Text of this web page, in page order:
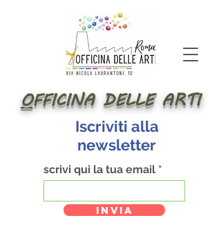
OFFICINA DELLE ARTI
Iscriviti alla
newsletter
scrivi qui la tua email
INVIA